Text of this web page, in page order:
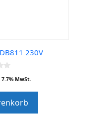
230V
MwSt.